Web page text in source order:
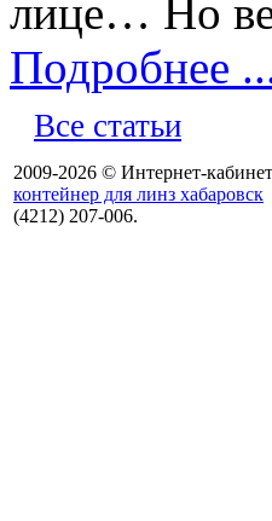
лице… Но
Подробнее
Все статьи
2009-2026 © Интернет-
контейнер для линз хабаровск
(4212) 207-006.